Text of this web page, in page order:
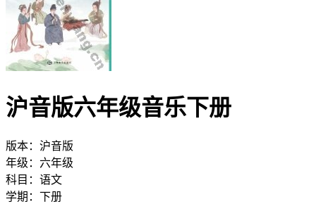
沪音版六年级音乐下册
版本： 沪音版
年级： 六年级
科目： 语文
学期： 下册